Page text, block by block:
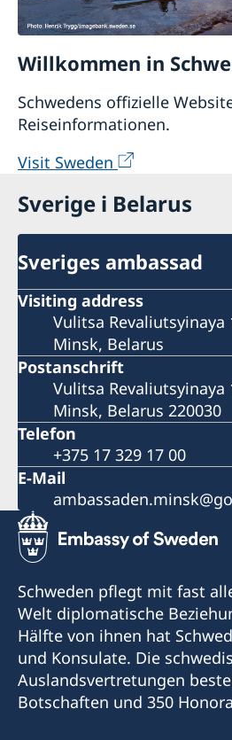
Willkommen in
Schwedens offizielle
Reiseinformationen.
Visit Sweden
Sverige i Belarus
Sveriges ambassad
Visiting address
Vulitsa Revaliutsyinaya
Minsk, Belarus
Postanschrift
Vulitsa Revaliutsyinaya
Minsk, Belarus 220030
Telefon
+375 17 329 17 00
E-Mail
Schweden pflegt mit fast
Welt diplomatische
Hälfte von ihnen hat
und Konsulate. Die
Auslandsvertretungen
Botschaften und 350